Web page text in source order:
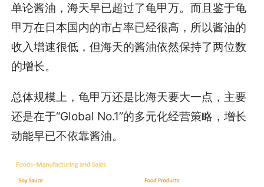
单论酱油，海天早已超过了龟甲万。而且鉴于龟
甲万在日本国内的市占率已经很高，所以酱油的
收入增速很低，但海天的酱油依然保持了两位数
的增长。
总体规模上，龟甲万还是比海天要大一点，主要
还是在于“Global No.1”的多元化经营策略，增长
动能早已不依靠酱油。